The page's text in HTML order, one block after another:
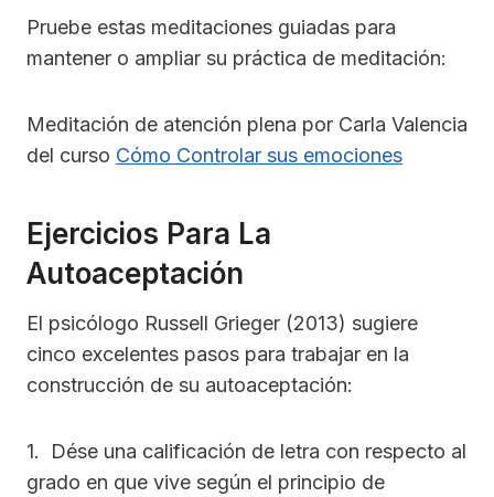
Pruebe estas meditaciones guiadas para
mantener o ampliar su práctica de meditación:
Meditación de atención plena por Carla Valencia
del curso Cómo Controlar sus emociones
Ejercicios Para La
Autoaceptación
El psicólogo Russell Grieger (2013) sugiere
cinco excelentes pasos para trabajar en la
construcción de su autoaceptación:
1. Dése una calificación de letra con respecto al
grado en que vive según el principio de